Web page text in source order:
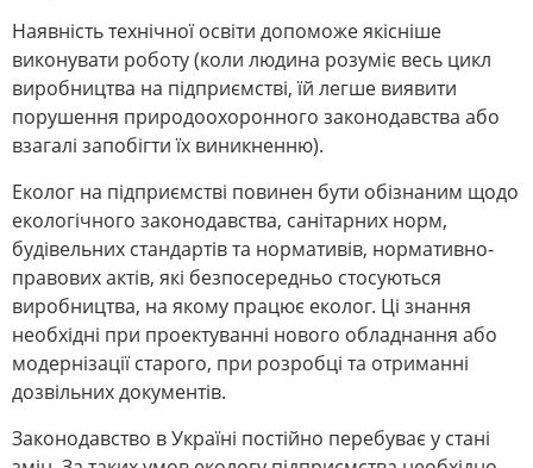
Наявність технічної освіти допоможе якісніше
виконувати роботу (коли людина розуміє весь цикл
виробництва на підприємстві, їй легше виявити
порушення природоохоронного законодавства або
взагалі запобігти їх виникненню).
Еколог на підприємстві повинен бути обізнаним щодо
екологічного законодавства, санітарних норм,
будівельних стандартів та нормативів, нормативно-
правових актів, які безпосередньо стосуються
виробництва, на якому працює еколог. Ці знання
необхідні при проектуванні нового обладнання або
модернізації старого, при розробці та отриманні
дозвільних документів.
Законодавство в Україні постійно перебуває у стані